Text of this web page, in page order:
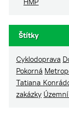
Štítky
Cyklodoprava
Pokorná
Tatiana
zakázky